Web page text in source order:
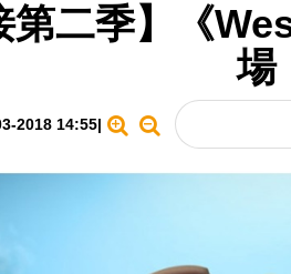
第二季】《
場
2018 14:55|